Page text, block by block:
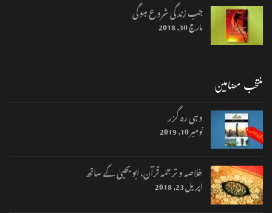
جب زندگی شروع ہوگی
مارچ 30, 2018
منتخب مضامین
وہی رہ گزر
نومبر 10, 2019
خلاصہ و ترجمہ قرآن، ابو یحییٰ کے ساتھ
اپریل 23, 2018